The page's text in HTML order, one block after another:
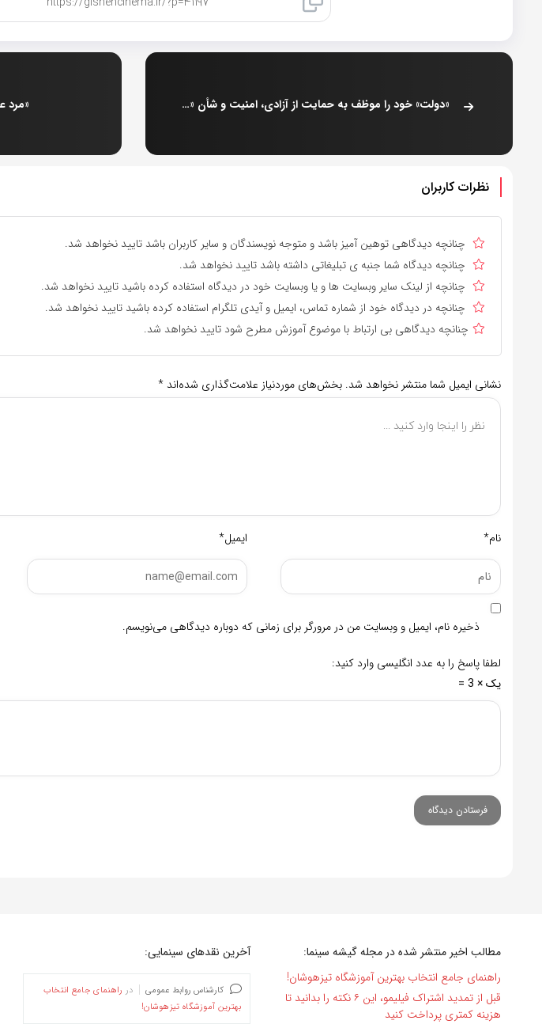
«دولت» خود را موظف به حمایت از آزادی، امنیت و شأن «خبرنگاران» می‌داند
نظرات کاربران
چنانچه دیدگاهی توهین آمیز باشد و متوجه نویسندگان و سایر کاربران باشد تایید نخواهد شد.
چنانچه دیدگاه شما جنبه ی تبلیغاتی داشته باشد تایید نخواهد شد.
چنانچه از لینک سایر وبسایت ها و یا وبسایت خود در دیدگاه استفاده کرده باشید تایید نخواهد شد.
چنانچه در دیدگاه خود از شماره تماس، ایمیل و آیدی تلگرام استفاده کرده باشید تایید نخواهد شد.
چنانچه دیدگاهی بی ارتباط با موضوع آموزش مطرح شود تایید نخواهد شد.
نشانی ایمیل شما منتشر نخواهد شد. بخش‌های موردنیاز علامت‌گذاری شده‌اند *
نام* ایمیل*
ذخیره نام، ایمیل و وبسایت من در مرورگر برای زمانی که دوباره دیدگاهی می‌نویسم.
لطفا پاسخ را به عدد انگلیسی وارد کنید:
یک × 3 =
مطالب اخیر منتشر شده در مجله گیشه سینما:
راهنمای جامع انتخاب بهترین آموزشگاه تیزهوشان!
قبل از تمدید اشتراک فیلیمو، این ۶ نکته را بدانید تا
هزینه کمتری پرداخت کنید
آخرین نقدهای سینمایی:
کارشناس روابط عمومی در راهنمای جامع انتخاب
بهترین آموزشگاه تیزهوشان!